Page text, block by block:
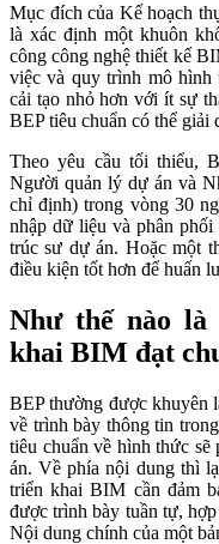
Mục đích của Kế hoạch
là xác định một khuôn
công công nghệ thiết kế
việc và quy trình mô
cải tạo nhỏ hơn với ít sự
BEP tiêu chuẩn có thể
Theo yêu cầu tối thiểu,
Người quản lý dự án và
chỉ định) trong vòng 30
nhập dữ liệu và phân
trúc sư dự án. Hoặc một
điều kiện tốt hơn để huấn
Như thế nào là
khai BIM đạt
BEP thường được khuyên
về trình bày thông tin
tiêu chuẩn về hình thức
án. Về phía nội dung thì
triển khai BIM cần đảm
được trình bày tuần tự,
Nội dung chính của một